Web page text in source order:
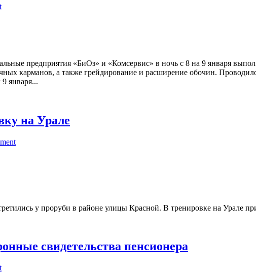
предприятия «БиОз» и «Комсервис» в ночь с 8 на 9 января
карманов, а также грейдирование и расширение обочин.
января...
на Урале
у проруби в районе улицы Красной. В тренировке на Урале
свидетельства пенсионера